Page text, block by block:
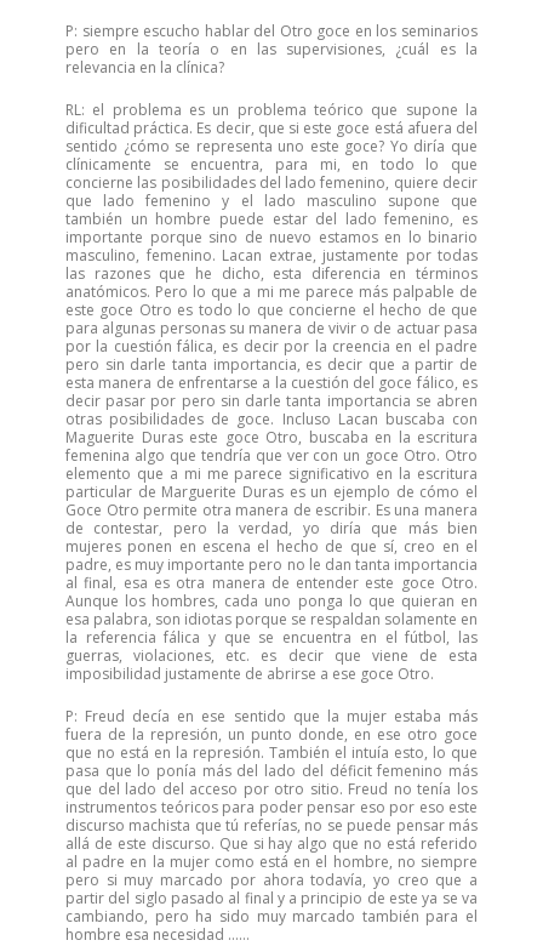
P: siempre escucho hablar del Otro goce en los seminarios
pero en la teoría o en las supervisiones, ¿cuál es la
relevancia en la clínica?
RL: el problema es un problema teórico que supone la
dificultad práctica. Es decir, que si este goce está afuera del
sentido ¿cómo se representa uno este goce? Yo diría que
clínicamente se encuentra, para mi, en todo lo que
concierne las posibilidades del lado femenino, quiere decir
que lado femenino y el lado masculino supone que
también un hombre puede estar del lado femenino, es
importante porque sino de nuevo estamos en lo binario
masculino, femenino. Lacan extrae, justamente por todas
las razones que he dicho, esta diferencia en términos
anatómicos. Pero lo que a mi me parece más palpable de
este goce Otro es todo lo que concierne el hecho de que
para algunas personas su manera de vivir o de actuar pasa
por la cuestión fálica, es decir por la creencia en el padre
pero sin darle tanta importancia, es decir que a partir de
esta manera de enfrentarse a la cuestión del goce fálico, es
decir pasar por pero sin darle tanta importancia se abren
otras posibilidades de goce. Incluso Lacan buscaba con
Maguerite Duras este goce Otro, buscaba en la escritura
femenina algo que tendría que ver con un goce Otro. Otro
elemento que a mi me parece significativo en la escritura
particular de Marguerite Duras es un ejemplo de cómo el
Goce Otro permite otra manera de escribir. Es una manera
de contestar, pero la verdad, yo diría que más bien
mujeres ponen en escena el hecho de que sí, creo en el
padre, es muy importante pero no le dan tanta importancia
al final, esa es otra manera de entender este goce Otro.
Aunque los hombres, cada uno ponga lo que quieran en
esa palabra, son idiotas porque se respaldan solamente en
la referencia fálica y que se encuentra en el fútbol, las
guerras, violaciones, etc. es decir que viene de esta
imposibilidad justamente de abrirse a ese goce Otro.
P: Freud decía en ese sentido que la mujer estaba más
fuera de la represión, un punto donde, en ese otro goce
que no está en la represión. También el intuía esto, lo que
pasa que lo ponía más del lado del déficit femenino más
que del lado del acceso por otro sitio. Freud no tenía los
instrumentos teóricos para poder pensar eso por eso este
discurso machista que tú referías, no se puede pensar más
allá de este discurso. Que si hay algo que no está referido
al padre en la mujer como está en el hombre, no siempre
pero si muy marcado por ahora todavía, yo creo que a
partir del siglo pasado al final y a principio de este ya se va
cambiando, pero ha sido muy marcado también para el
hombre esa necesidad ……